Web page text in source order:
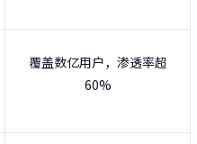
覆盖数亿用户，渗透率超
60%